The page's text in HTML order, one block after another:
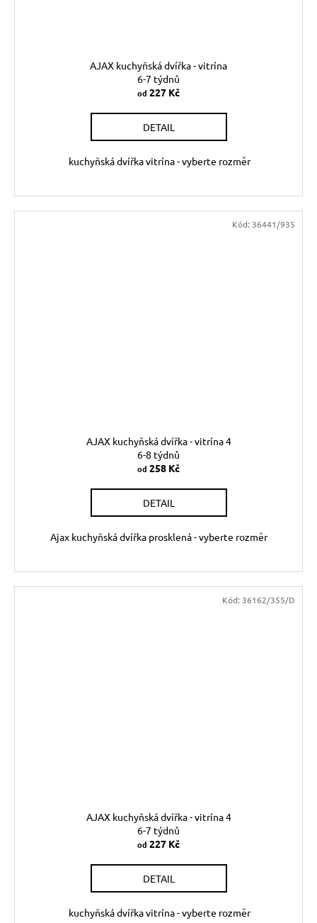
AJAX kuchyňská dvířka - vitrína
6-7 týdnů
od 227 Kč
DETAIL
kuchyňská dvířka vitrína - vyberte rozměr
AJAX kuchyňská dvířka - vitrína 4
6-8 týdnů
od 258 Kč
DETAIL
Ajax kuchyňská dvířka prosklená - vyberte rozměr
Kód: 36441/935
AJAX kuchyňská dvířka - vitrína 4
6-7 týdnů
od 227 Kč
DETAIL
kuchyňská dvířka vitrína - vyberte rozměr
Kód: 36162/355/D